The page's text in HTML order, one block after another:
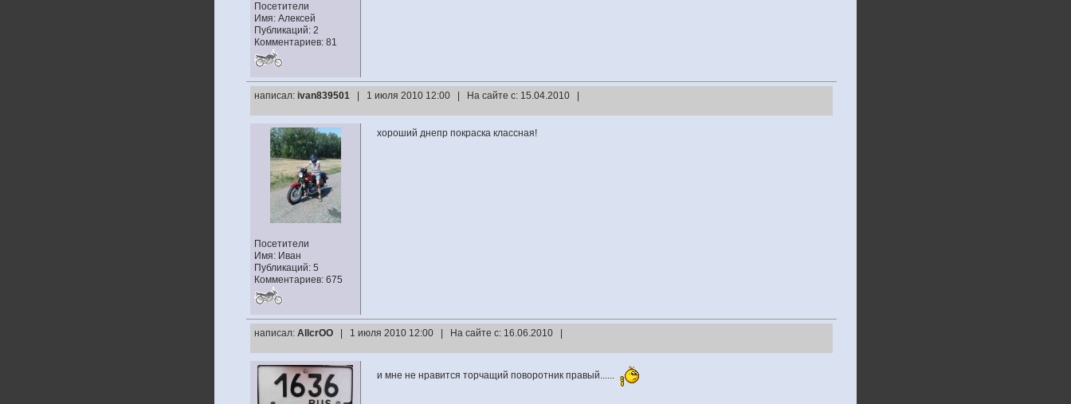
Посетители
Имя: Алексей
Публикаций: 2
Комментариев: 81
написал: ivan839501 | 1 июля 2010 12:00 | На сайте с: 15.04.2010 |
Посетители
Имя: Иван
Публикаций: 5
Комментариев: 675
хороший днепр покраска классная!
написал: AllcrOO | 1 июля 2010 12:00 | На сайте с: 16.06.2010 |
и мне не нравится торчащий поворотник правый......